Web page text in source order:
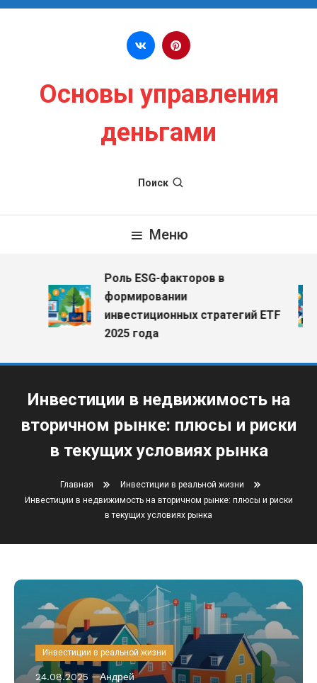
Перейти к содержимому
Основы управления
деньгами
Поиск
Меню
Роль ESG-факторов в
формировании
инвестиционных стратегий ETF
2025 года
Инвестиции в недвижимость на
вторичном рынке: плюсы и риски
в текущих условиях рынка
Главная
Инвестиции в реальной жизни
Инвестиции в недвижимость на вторичном рынке: плюсы и риски
в текущих условиях рынка
Инвестиции в реальной жизни
24.08.2025 Андрей